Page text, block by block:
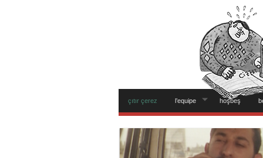
çıtır çerez l’equipe hoşbeş